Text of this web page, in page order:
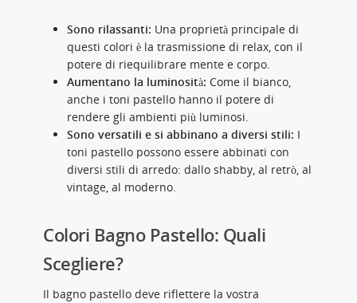
Sono rilassanti: Una proprietà principale di
questi colori è la trasmissione di relax, con il
potere di riequilibrare mente e corpo.
Aumentano la luminosità: Come il bianco,
anche i toni pastello hanno il potere di
rendere gli ambienti più luminosi.
Sono versatili e si abbinano a diversi stili: I
toni pastello possono essere abbinati con
diversi stili di arredo: dallo shabby, al retrò, al
vintage, al moderno.
Colori Bagno Pastello: Quali
Scegliere?
Il bagno pastello deve riflettere la vostra